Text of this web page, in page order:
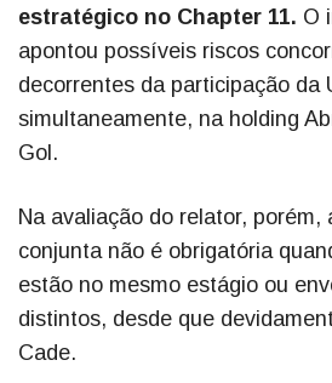
estratégico no Chapter 11. O
apontou possíveis riscos
decorrentes da participação da
simultaneamente, na holding
Gol.
Na avaliação do relator, porém,
conjunta não é obrigatória
estão no mesmo estágio ou
distintos, desde que
Cade.